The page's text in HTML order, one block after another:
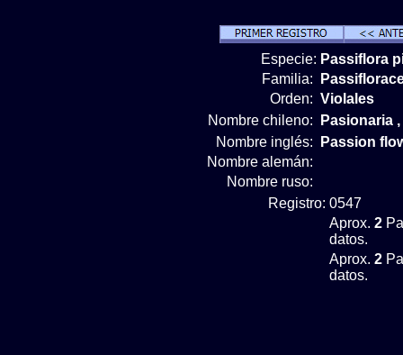
Especie: Passiflora
Familia:
Orden: Violales
Nombre chileno:
Pasionaria
Nombre inglés:
Passion
Nombre alemán:
Nombre ruso:
Registro: 0547
Aprox. 2
datos.
Aprox. 2
datos.